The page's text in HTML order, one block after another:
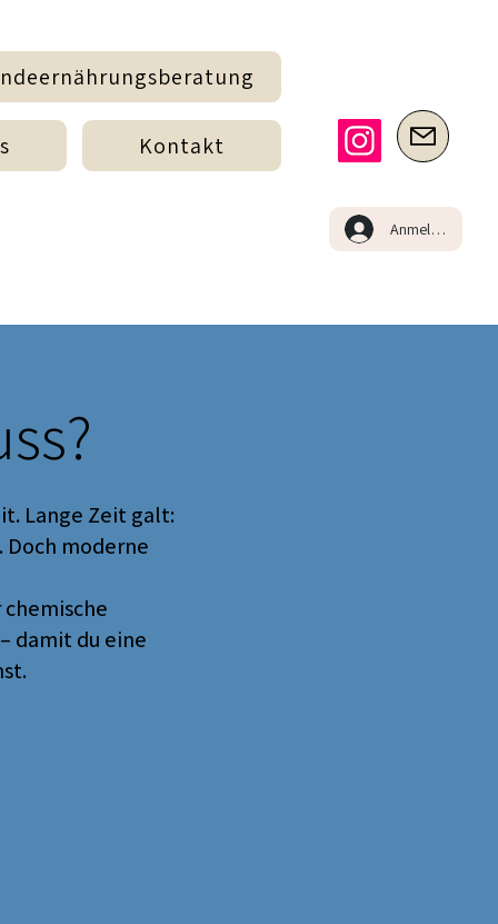
Kontakt
Anmelden
Lange Zeit galt:
moderne
damit du eine